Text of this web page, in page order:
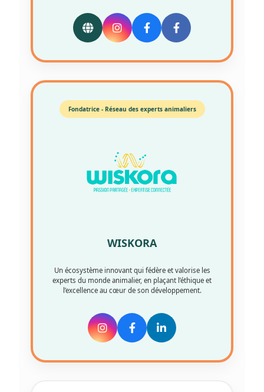
Fondatrice - Réseau des experts animaliers
WISKORA
Un écosystème innovant qui fédère et valorise les
experts du monde animalier, en plaçant l’éthique et
l’excellence au cœur de son développement.